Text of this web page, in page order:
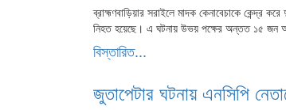
ব্রাহ্মণবাড়িয়ার সরাইলে মাদক কেনাবেচাকে কেন্দ্র
নিহত হয়েছে। এ ঘটনায় উভয় পক্ষের অন্তত ১৫ জন
বিস্তারিত...
জুতাপেটার ঘটনায় এনসিপি